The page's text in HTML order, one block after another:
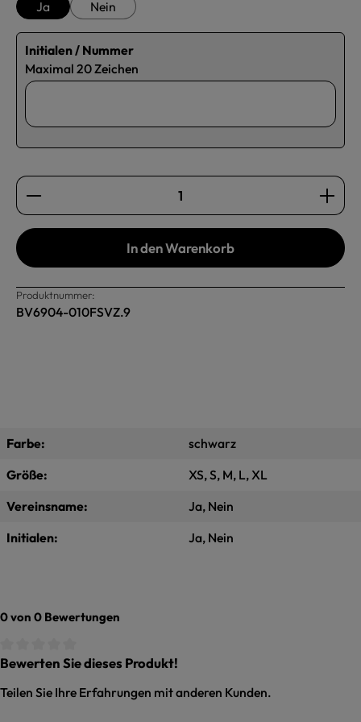
Ja Nein
Initialen / Nummer
Maximal 20 Zeichen
Produkt Anzahl: Gib den gewünschten Wert ein
In den Warenkorb
Produktnummer:
BV6904-010FSVZ.9
Farbe:
schwarz
Größe:
XS, S, M, L, XL
Vereinsname:
Ja, Nein
Initialen:
Ja, Nein
0 von 0 Bewertungen
Durchschnittliche Bewertung von 0 von 5 Sternen
Bewerten Sie dieses Produkt!
Teilen Sie Ihre Erfahrungen mit anderen Kunden.